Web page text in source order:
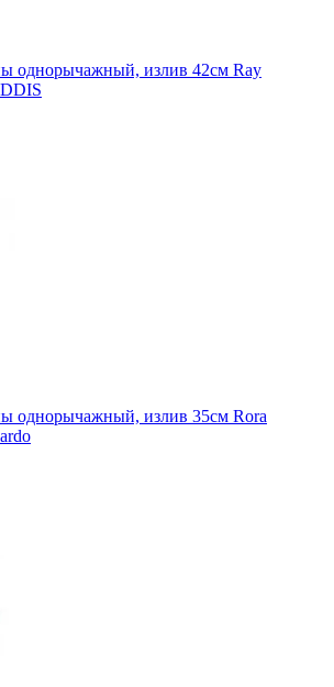
однорычажный, излив 42см Ray
однорычажный, излив 35см Rora